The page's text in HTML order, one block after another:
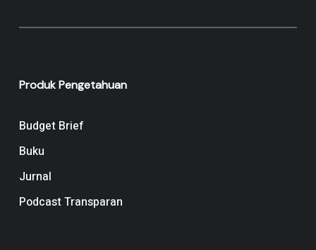
Produk Pengetahuan
Budget Brief
Buku
Jurnal
Podcast Transparan